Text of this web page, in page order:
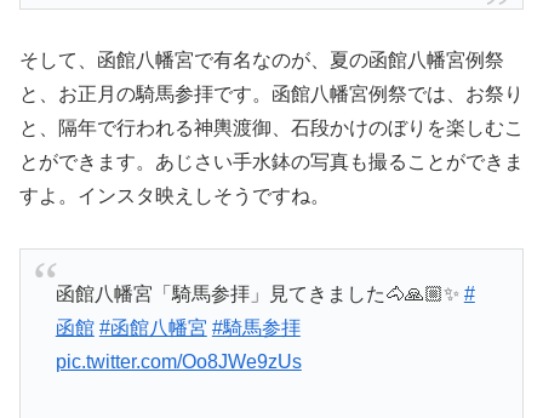
そして、函館八幡宮で有名なのが、夏の函館八幡宮例祭
と、お正月の騎馬参拝です。函館八幡宮例祭では、お祭り
と、隔年で行われる神輿渡御、石段かけのぼりを楽しむこ
とができます。あじさい手水鉢の写真も撮ることができま
すよ。インスタ映えしそうですね。
函館八幡宮「騎馬参拝」見てきました🐴🙏🏼✨ #
函館 #函館八幡宮 #騎馬参拝
pic.twitter.com/Oo8JWe9zUs